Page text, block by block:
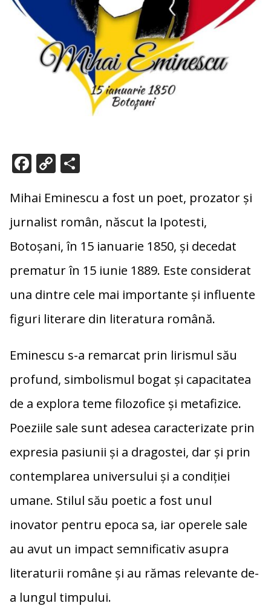
F
e
b
o
o
k
C
p
y
Li
n
k
P
ta
je
az
ă
Mihai Eminescu a fost un poet, prozator și
jurnalist român, născut la Ipotesti,
Botoșani, în 15 ianuarie 1850, și decedat
prematur în 15 iunie 1889. Este considerat
una dintre cele mai importante și influente
figuri literare din literatura română.
Eminescu s-a remarcat prin lirismul său
profund, simbolismul bogat și capacitatea
de a explora teme filozofice și metafizice.
Poeziile sale sunt adesea caracterizate prin
expresia pasiunii și a dragostei, dar și prin
contemplarea universului și a condiției
umane. Stilul său poetic a fost unul
inovator pentru epoca sa, iar operele sale
au avut un impact semnificativ asupra
literaturii române și au rămas relevante de-
a lungul timpului.